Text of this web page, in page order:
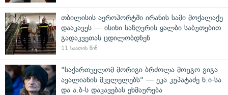
თბილისის აეროპორტში ირანის სამი მოქალაქე
დააკავეს — ისინი საზღვრის ყალბი საბუთებით
გადაკვეთას ცდილობდნენ
11 საათის წინ
"საქართველომ მორიგი ბრძოლა მოუგო გიგა
ავალიანის მკვლელებს" — ეკა კუპატაძე ნ.ი-სა
და ა.ბ-ს დაკავებას ეხმაურება